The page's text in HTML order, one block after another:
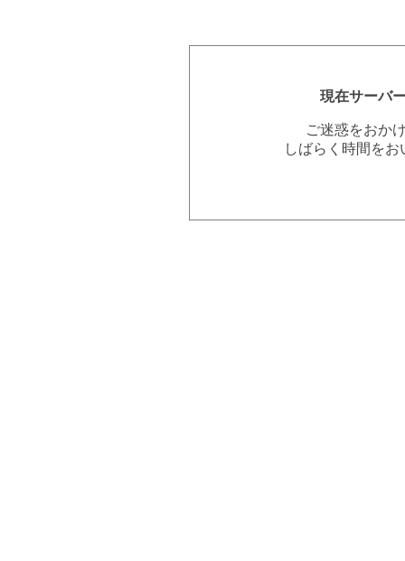
現在サーバ
ご迷惑をおか
しばらく時間を